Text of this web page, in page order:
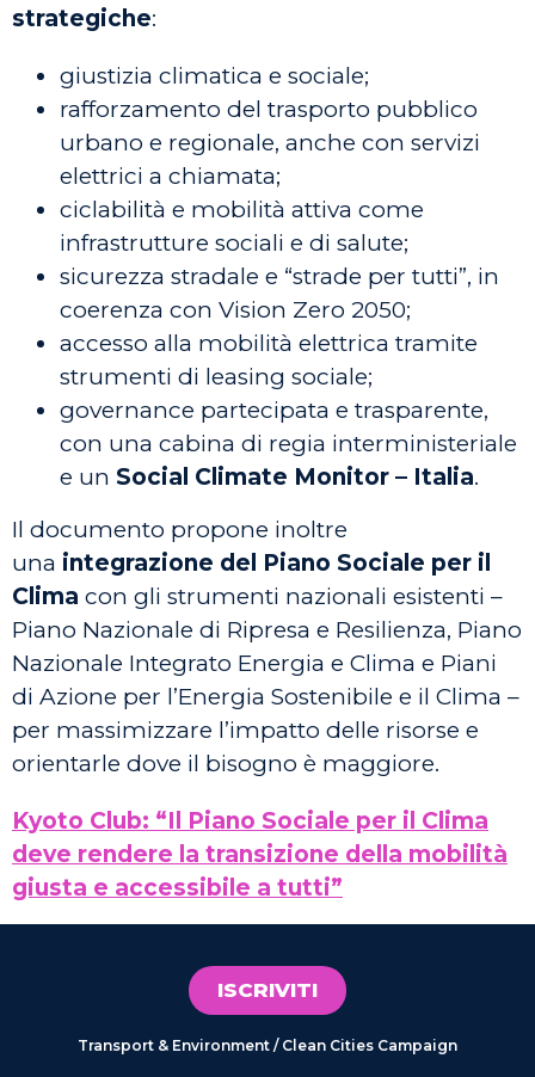
strategiche:
giustizia climatica e sociale;
rafforzamento del trasporto pubblico
urbano e regionale, anche con servizi
elettrici a chiamata;
ciclabilità e mobilità attiva come
infrastrutture sociali e di salute;
sicurezza stradale e “strade per tutti”, in
coerenza con Vision Zero 2050;
accesso alla mobilità elettrica tramite
strumenti di leasing sociale;
governance partecipata e trasparente,
con una cabina di regia interministeriale
e un Social Climate Monitor – Italia.
Il documento propone inoltre
una integrazione del Piano Sociale per il
Clima con gli strumenti nazionali esistenti –
Piano Nazionale di Ripresa e Resilienza, Piano
Nazionale Integrato Energia e Clima e Piani
di Azione per l’Energia Sostenibile e il Clima –
per massimizzare l’impatto delle risorse e
orientarle dove il bisogno è maggiore.
Kyoto Club: “Il Piano Sociale per il Clima
deve rendere la transizione della mobilità
giusta e accessibile a tutti”
ISCRIVITI
Transport & Environment / Clean Cities Campaign